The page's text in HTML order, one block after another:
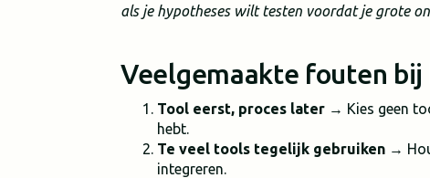
als je hypotheses wilt testen voordat je grote
Veelgemaakte fouten
Tool eerst, proces later → Kies geen
hebt.
Te veel tools tegelijk gebruiken →
integreren.